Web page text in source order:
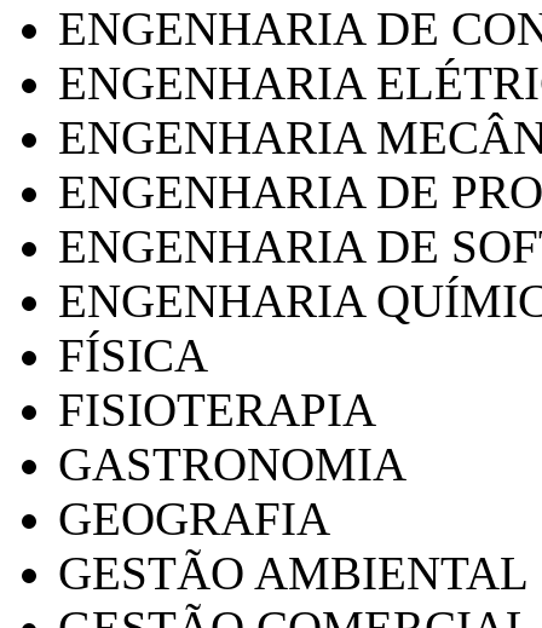
ENGENHARIA DE
ENGENHARIA
ENGENHARIA
ENGENHARIA DE
ENGENHARIA DE
ENGENHARIA
FÍSICA
FISIOTERAPIA
GASTRONOMIA
GEOGRAFIA
GESTÃO AMBIENTAL